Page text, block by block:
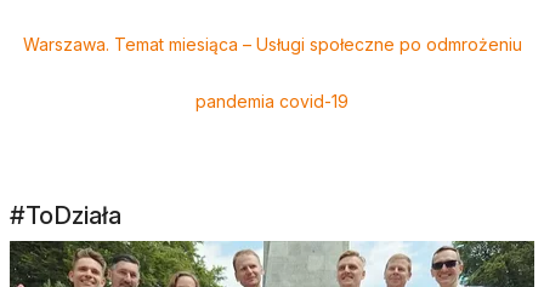
Warszawa. Temat miesiąca – Usługi społeczne po odmrożeniu
pandemia covid-19
#ToDziała